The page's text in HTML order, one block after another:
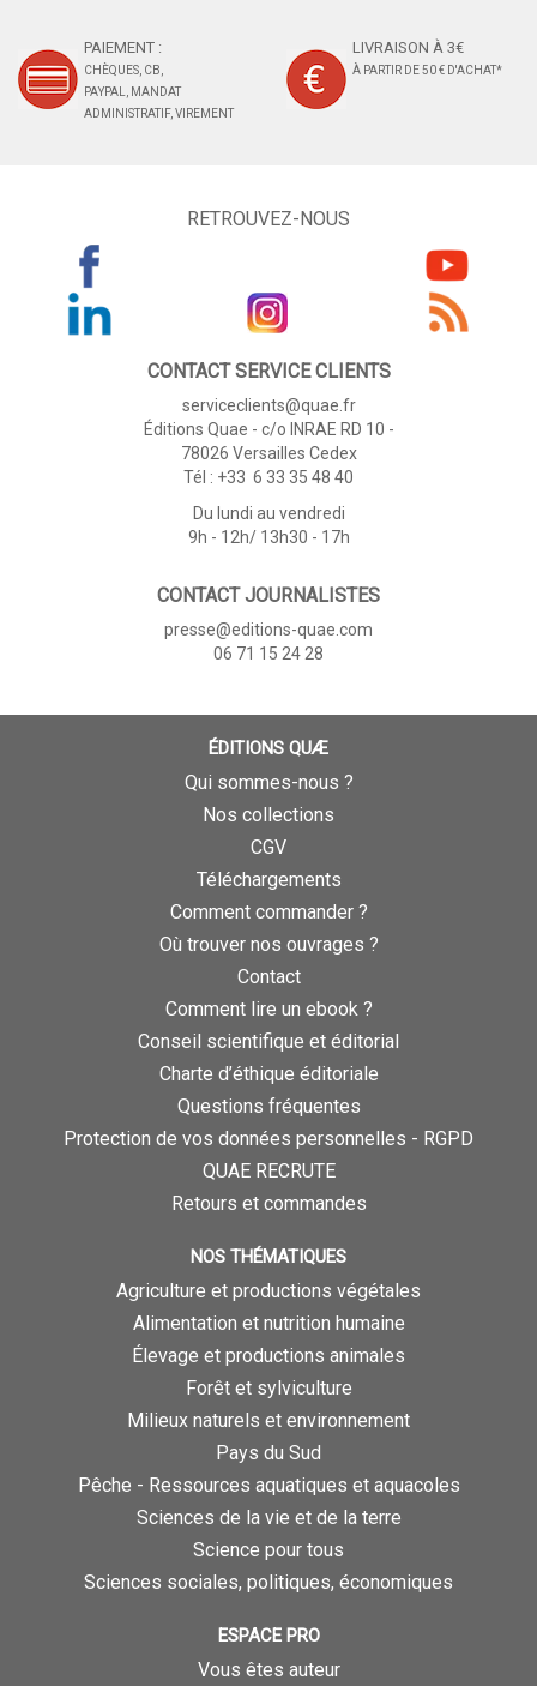
PAIEMENT :
CHÈQUES, CB,
PAYPAL, MANDAT
ADMINISTRATIF, VIREMENT
LIVRAISON À 3€
À PARTIR DE 50 € D'ACHAT*
RETROUVEZ-NOUS
CONTACT SERVICE CLIENTS
serviceclients@quae.fr
Éditions Quae - c/o INRAE RD 10 -
78026 Versailles Cedex
Tél : +33 6 33 35 48 40
Du lundi au vendredi
9h - 12h/ 13h30 - 17h
CONTACT JOURNALISTES
presse@editions-quae.com
06 71 15 24 28
ÉDITIONS QUÆ
Qui sommes-nous ?
Nos collections
CGV
Téléchargements
Comment commander ?
Où trouver nos ouvrages ?
Contact
Comment lire un ebook ?
Conseil scientifique et éditorial
Charte d’éthique éditoriale
Questions fréquentes
Protection de vos données personnelles - RGPD
QUAE RECRUTE
Retours et commandes
NOS THÉMATIQUES
Agriculture et productions végétales
Alimentation et nutrition humaine
Élevage et productions animales
Forêt et sylviculture
Milieux naturels et environnement
Pays du Sud
Pêche - Ressources aquatiques et aquacoles
Sciences de la vie et de la terre
Science pour tous
Sciences sociales, politiques, économiques
ESPACE PRO
Vous êtes auteur